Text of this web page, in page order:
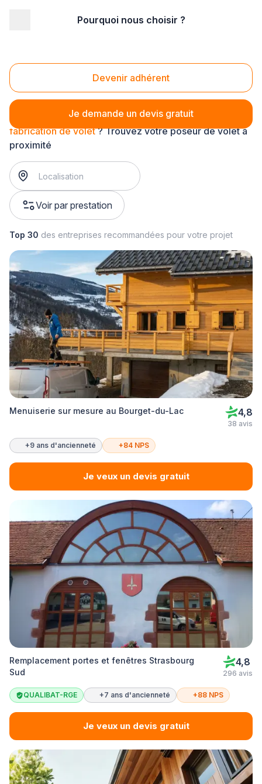
Pourquoi nous choisir ?
Devenir adhérent
Je demande un devis gratuit
Fabrication de volet
fabrication de volet? Trouvez votre poseur de volet à
proximité
Voir par prestation
Top 30 des entreprises recommandées pour votre projet
Menuiserie sur mesure au Bourget-du-Lac 4,8
38 avis
+9 ans d'ancienneté +84 NPS
Je veux un devis gratuit
Remplacement portes et fenêtres Strasbourg
Sud
4,8
296 avis
QUALIBAT-RGE +7 ans d'ancienneté +88 NPS
Je veux un devis gratuit